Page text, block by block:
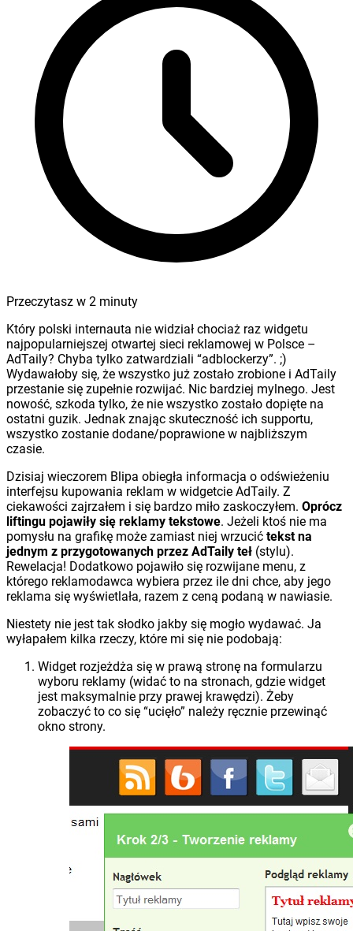
Przeczytasz w 2 minuty
Który polski internauta nie widział chociaż raz widgetu
najpopularniejszej otwartej sieci reklamowej w Polsce –
AdTaily? Chyba tylko zatwardziali “adblockerzy”. ;)
Wydawałoby się, że wszystko już zostało zrobione i AdTaily
przestanie się zupełnie rozwijać. Nic bardziej mylnego. Jest
nowość, szkoda tylko, że nie wszystko zostało dopięte na
ostatni guzik. Jednak znając skuteczność ich supportu,
wszystko zostanie dodane/poprawione w najbliższym
czasie.
Dzisiaj wieczorem Blipa obiegła informacja o odświeżeniu
interfejsu kupowania reklam w widgetcie AdTaily. Z
ciekawości zajrzałem i się bardzo miło zaskoczyłem. Oprócz
liftingu pojawiły się reklamy tekstowe. Jeżeli ktoś nie ma
pomysłu na grafikę może zamiast niej wrzucić tekst na
jednym z przygotowanych przez AdTaily teł (stylu).
Rewelacja! Dodatkowo pojawiło się rozwijane menu, z
którego reklamodawca wybiera przez ile dni chce, aby jego
reklama się wyświetlała, razem z ceną podaną w nawiasie.
Niestety nie jest tak słodko jakby się mogło wydawać. Ja
wyłapałem kilka rzeczy, które mi się nie podobają:
Widget rozjeżdża się w prawą stronę na formularzu
wyboru reklamy (widać to na stronach, gdzie widget
jest maksymalnie przy prawej krawędzi). Żeby
zobaczyć to co się “ucięło” należy ręcznie przewinąć
okno strony.